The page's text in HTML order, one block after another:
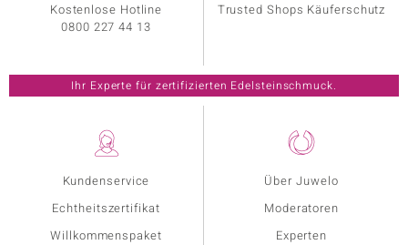
Kundenservice
Echtheitszertifikat
Willkommenspaket
Über Juwelo
Moderatoren
Experten
Kostenlose Hotline
0800 227 44 13
Trusted Shops Käuferschutz
Ihr Experte für zertifizierten Edelsteinschmuck.